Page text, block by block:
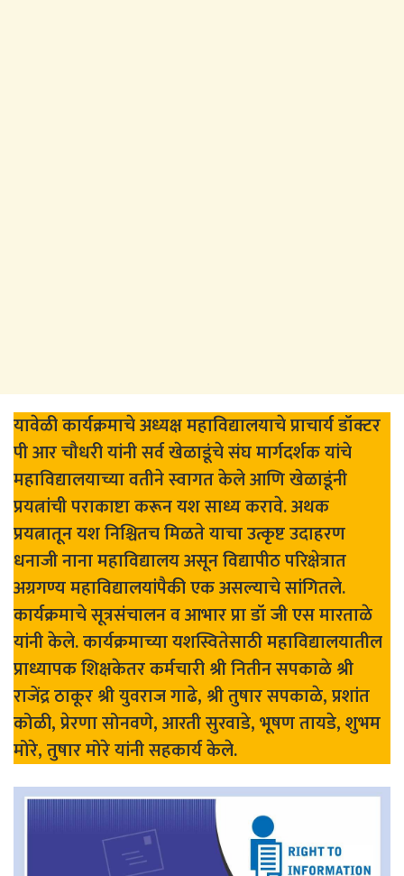
यावेळी कार्यक्रमाचे अध्यक्ष महाविद्यालयाचे प्राचार्य डॉक्टर
पी आर चौधरी यांनी सर्व खेळाडूंचे संघ मार्गदर्शक यांचे
महाविद्यालयाच्या वतीने स्वागत केले आणि खेळाडूंनी
प्रयत्नांची पराकाष्टा करून यश साध्य करावे. अथक
प्रयत्नातून यश निश्चितच मिळते याचा उत्कृष्ट उदाहरण
धनाजी नाना महाविद्यालय असून विद्यापीठ परिक्षेत्रात
अग्रगण्य महाविद्यालयांपैकी एक असल्याचे सांगितले.
कार्यक्रमाचे सूत्रसंचालन व आभार प्रा डॉ जी एस मारताळे
यांनी केले. कार्यक्रमाच्या यशस्वितेसाठी महाविद्यालयातील
प्राध्यापक शिक्षकेतर कर्मचारी श्री नितीन सपकाळे श्री
राजेंद्र ठाकूर श्री युवराज गाढे, श्री तुषार सपकाळे, प्रशांत
कोळी, प्रेरणा सोनवणे, आरती सुरवाडे, भूषण तायडे, शुभम
मोरे, तुषार मोरे यांनी सहकार्य केले.